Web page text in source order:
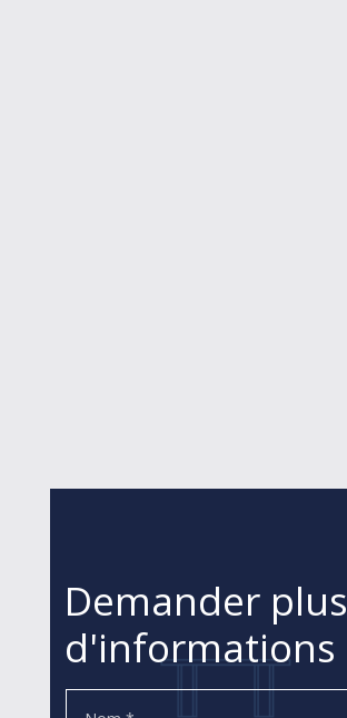
Demander plus
d'informations